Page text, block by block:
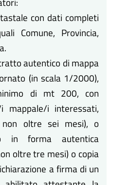
con dati completi
Comune, Provincia,
autentico di mappa
(in scala 1/2000),
di mt 200, con
mappale/i interessati,
non oltre sei mesi), o
in forma autentica
oltre tre mesi) o copia
a firma di un